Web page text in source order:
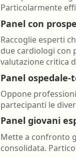
Particolarmente
Panel con
Raccoglie esperti
due cardiologi con
valutazione critica
Panel
Oppone
partecipanti le
Panel giovani
Mette a confronto
consolidata.